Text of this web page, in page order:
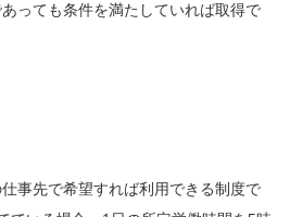
っても条件を満たしていれば取得で
事先で希望すれば利用できる制度で